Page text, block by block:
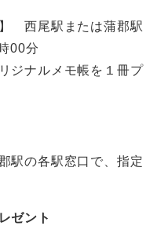
西尾駅または蒲郡駅
00分
ナルメモ帳を１冊プ
駅の各駅窓口で、指定
ゼント